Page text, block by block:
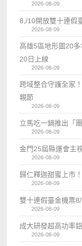
2026-08-09
8,/10開放雙十連假
2026-08-09
高雄5區地形圖20
20日上線
2026-08-09
跨域整合守護全家
親節
2026-08-09
立馬吃一鍋推出「
2026-08-09
金門25屆縣運會主
2026-08-09
歸仁釋迦甜蜜上市
2026-08-09
雙十連假臺金機票
2026-08-09
成大研發超高功率
2026-08-09